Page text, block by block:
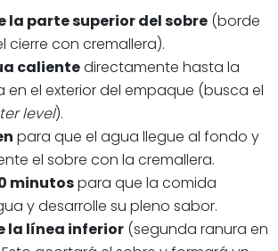
la parte superior del sobre (borde
cierre con cremallera).
calientedirectamente hasta la
en el exterior del empaque (busca el
level).
para que el agua llegue al fondo y
el sobre con la cremallera.
minutospara que la comida
y desarrolle su pleno sabor.
la línea inferior (segunda ranura en